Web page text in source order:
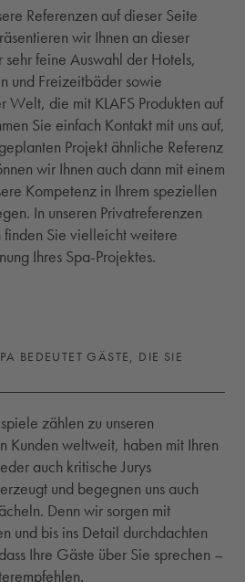
Referenzen auf dieser Seite
wir Ihnen an dieser
feine Auswahl der Hotels,
und Freizeitbäder sowie
Welt, die mit KLAFS Produkten auf
Sie einfach Kontakt mit uns auf,
Projekt ähnliche Referenz
wir Ihnen auch dann mit einem
Kompetenz in Ihrem speziellen
In unseren Privatreferenzen
finden Sie vielleicht weitere
Ihres Spa-Projektes.
BEDEUTET GÄSTE, DIE SIE
zählen zu unseren
Kunden weltweit, haben mit Ihren
auch kritische Jurys
und begegnen uns auch
Denn wir sorgen mit
und bis ins Detail durchdachten
Ihre Gäste über Sie sprechen –